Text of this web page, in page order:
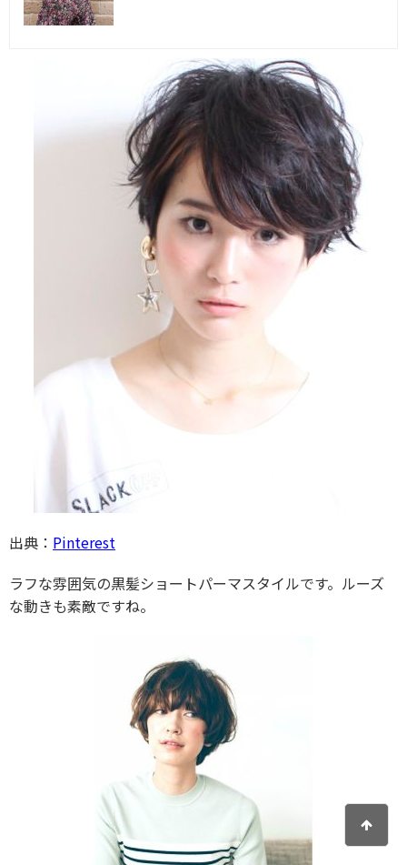
出典： Pinterest
ラフな雰囲気の黒髪ショートパーマスタイルです。ルーズ
な動きも素敵ですね。